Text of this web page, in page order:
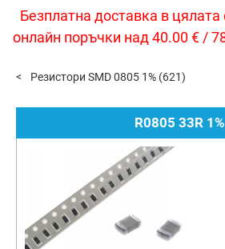
Безплатна доставка в цялата
онлайн поръчки над 40.00 € /
Резистори SMD 0805 1% (621)
R0805 33R 1%